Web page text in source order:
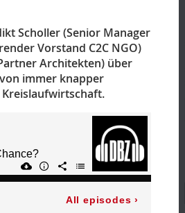
Scholler (Senior Manager
Vorstand C2C NGO)
Architekten) über
immer knapper